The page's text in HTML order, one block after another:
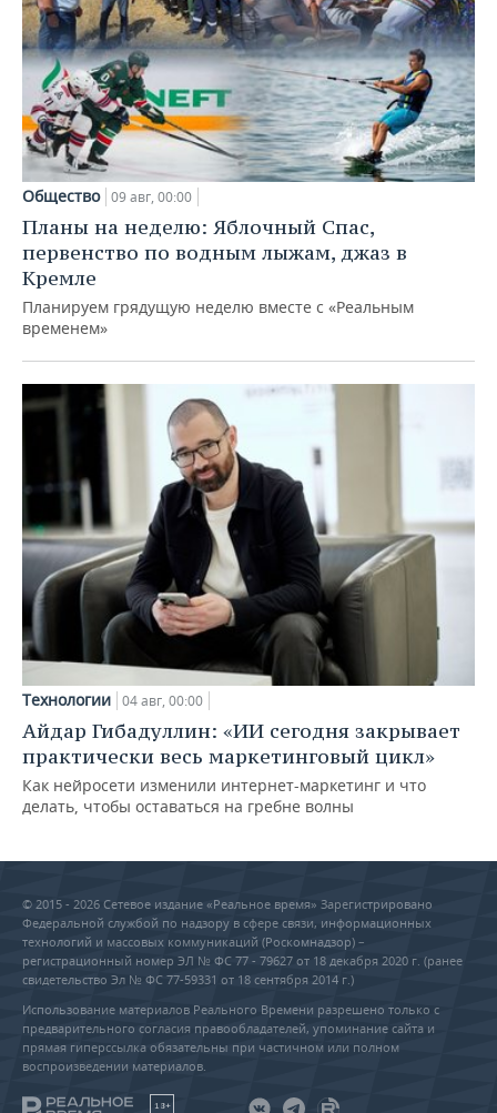
Общество 09 авг, 00:00
Планы на неделю: Яблочный Спас,
первенство по водным лыжам, джаз в
Кремле
Планируем грядущую неделю вместе с «Реальным
временем»
Технологии 04 авг, 00:00
Айдар Гибадуллин: «ИИ сегодня закрывает
практически весь маркетинговый цикл»
Как нейросети изменили интернет-маркетинг и что
делать, чтобы оставаться на гребне волны
© 2015 - 2026 Сетевое издание «Реальное время» Зарегистрировано
Федеральной службой по надзору в сфере связи, информационных
технологий и массовых коммуникаций (Роскомнадзор) –
регистрационный номер ЭЛ № ФС 77 - 79627 от 18 декабря 2020 г. (ранее
свидетельство Эл № ФС 77-59331 от 18 сентября 2014 г.)
Использование материалов Реального Времени разрешено только с
предварительного согласия правообладателей, упоминание сайта и
прямая гиперссылка обязательны при частичном или полном
воспроизведении материалов.
18+